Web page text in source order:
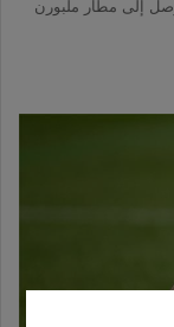
إلى مطار ملبورن